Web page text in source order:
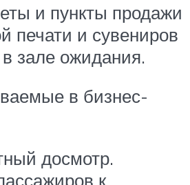
и пункты продажи
печати и сувениров
зале ожидания.
в бизнес-
досмотр.
к